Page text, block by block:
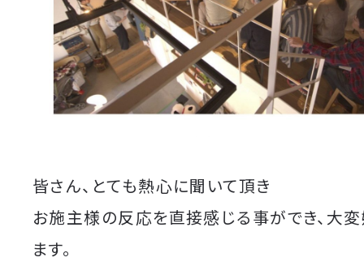
皆さん、とても熱心に聞いて頂き
お施主様の反応を直接感じる事ができ、大
ます。